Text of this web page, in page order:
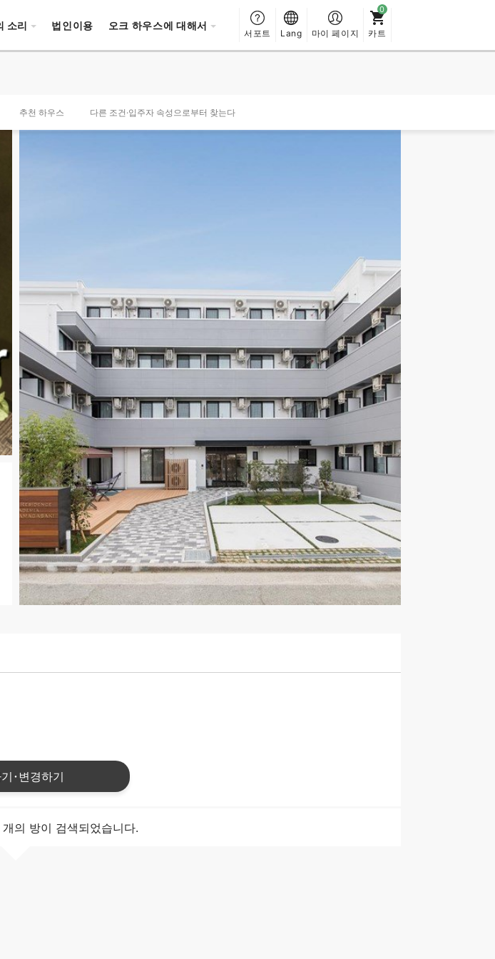
소리 법인이용 오크 하우스에 대해서
서포트 Lang 마이 페이지 카트
추천 하우스 다른 조건·입주자 속성으로부터 찾는다
･변경하기
개의 방이 검색되었습니다.